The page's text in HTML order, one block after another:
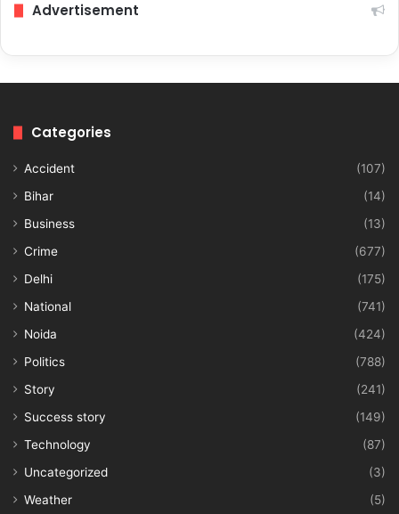
Advertisement
Categories
Accident
(107)
Bihar
(14)
Business
(13)
Crime
(677)
Delhi
(175)
National
(741)
Noida
(424)
Politics
(788)
Story
(241)
Success story
(149)
Technology
(87)
Uncategorized
(3)
Weather
(5)